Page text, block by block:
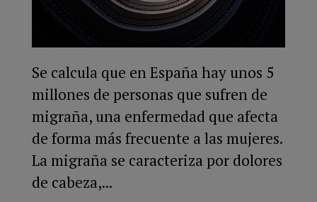
Se calcula que en España hay unos 5
millones de personas que sufren de
migraña, una enfermedad que afecta
de forma más frecuente a las mujeres.
La migraña se caracteriza por dolores
de cabeza,...